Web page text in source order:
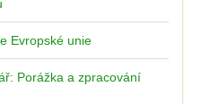
Evropské unie
Porážka a zpracování